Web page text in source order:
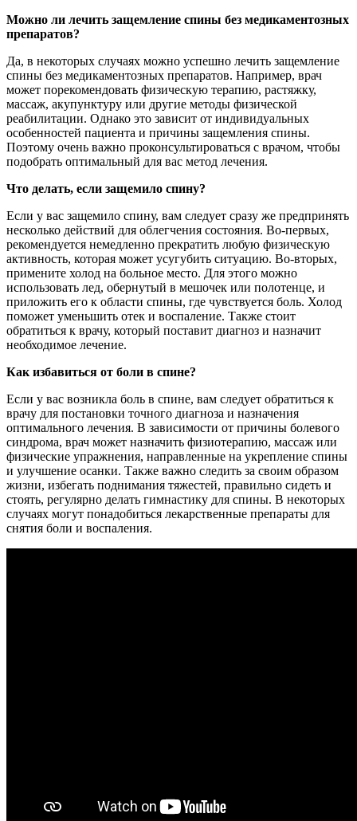
Можно ли лечить защемление спины без медикаментозных
препаратов?
Да, в некоторых случаях можно успешно лечить защемление
спины без медикаментозных препаратов. Например, врач
может порекомендовать физическую терапию, растяжку,
массаж, акупунктуру или другие методы физической
реабилитации. Однако это зависит от индивидуальных
особенностей пациента и причины защемления спины.
Поэтому очень важно проконсультироваться с врачом, чтобы
подобрать оптимальный для вас метод лечения.
Что делать, если защемило спину?
Если у вас защемило спину, вам следует сразу же предпринять
несколько действий для облегчения состояния. Во-первых,
рекомендуется немедленно прекратить любую физическую
активность, которая может усугубить ситуацию. Во-вторых,
примените холод на больное место. Для этого можно
использовать лед, обернутый в мешочек или полотенце, и
приложить его к области спины, где чувствуется боль. Холод
поможет уменьшить отек и воспаление. Также стоит
обратиться к врачу, который поставит диагноз и назначит
необходимое лечение.
Как избавиться от боли в спине?
Если у вас возникла боль в спине, вам следует обратиться к
врачу для постановки точного диагноза и назначения
оптимального лечения. В зависимости от причины болевого
синдрома, врач может назначить физиотерапию, массаж или
физические упражнения, направленные на укрепление спины
и улучшение осанки. Также важно следить за своим образом
жизни, избегать поднимания тяжестей, правильно сидеть и
стоять, регулярно делать гимнастику для спины. В некоторых
случаях могут понадобиться лекарственные препараты для
снятия боли и воспаления.